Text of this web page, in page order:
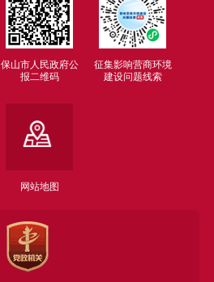
保山市人民政府公
报二维码
征集影响营商环境
建设问题线索
网站地图